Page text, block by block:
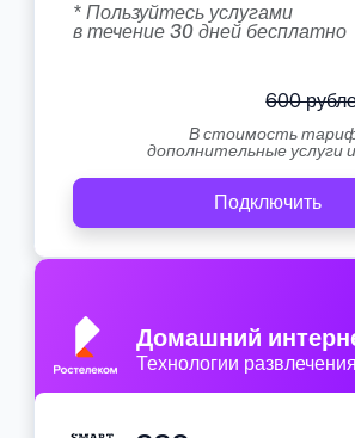
* Пользуйтесь услугами
в течение 30 дней бесплатно
600
В стоимость
дополнительные услуги
Подключить
Домашний
Технологии развлечения